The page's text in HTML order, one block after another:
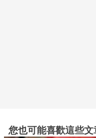
您也可能喜歡這些文